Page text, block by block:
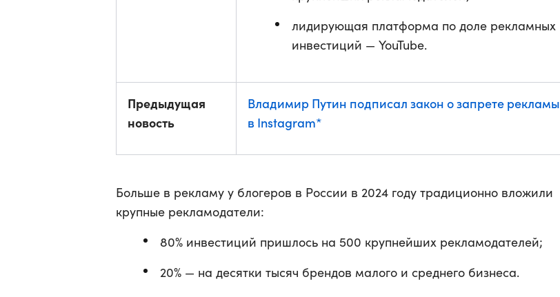
лидирующая платформа по доле рекламных
инвестиций — YouTube.
Предыдущая
новость
Владимир Путин подписал закон о запрете рекламы
в Instagram*
Больше в рекламу у блогеров в России в 2024 году традиционно вложили
крупные рекламодатели:
80% инвестиций пришлось на 500 крупнейших рекламодателей;
20% — на десятки тысяч брендов малого и среднего бизнеса.